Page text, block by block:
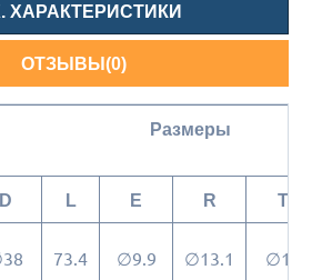
ХАРАКТЕРИСТИКИ
ОТЗЫВЫ(0)
Размеры
D L E R T
73.4 ∅9.9 ∅13.1 ∅16